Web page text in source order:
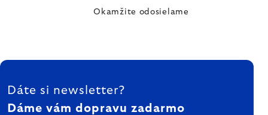
Okamžite odosielame
ZÁPÄTIE
Dáte si newsletter?
Dáme vám dopravu zadarmo